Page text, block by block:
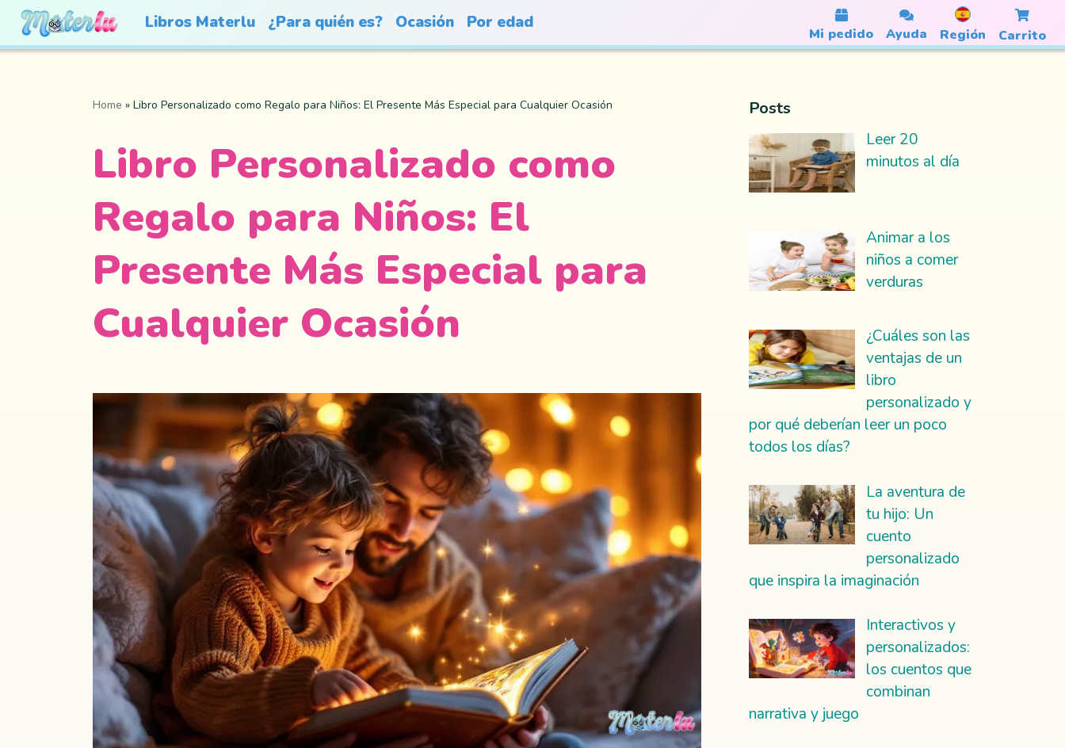
Libros Materlu ¿Para quién es? Ocasión Por edad
Mi pedido Ayuda Región Carrito
Home » Libro Personalizado como Regalo para Niños: El Presente Más Especial para Cualquier Ocasión
Libro Personalizado como
Regalo para Niños: El
Presente Más Especial para
Cualquier Ocasión
Posts
Leer 20
minutos al día
Animar a los
niños a comer
verduras
¿Cuáles son las
ventajas de un
libro
personalizado y
por qué deberían leer un poco
todos los días?
La aventura de
tu hijo: Un
cuento
personalizado
que inspira la imaginación
Interactivos y
personalizados:
los cuentos que
combinan
narrativa y juego